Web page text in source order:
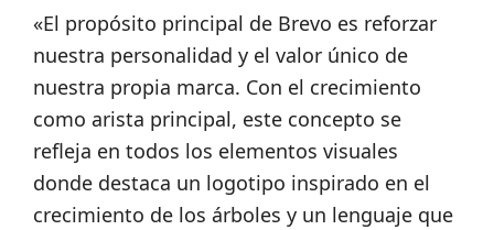
«El propósito principal de Brevo es reforzar
nuestra personalidad y el valor único de
nuestra propia marca. Con el crecimiento
como arista principal, este concepto se
refleja en todos los elementos visuales
donde destaca un logotipo inspirado en el
crecimiento de los árboles y un lenguaje que